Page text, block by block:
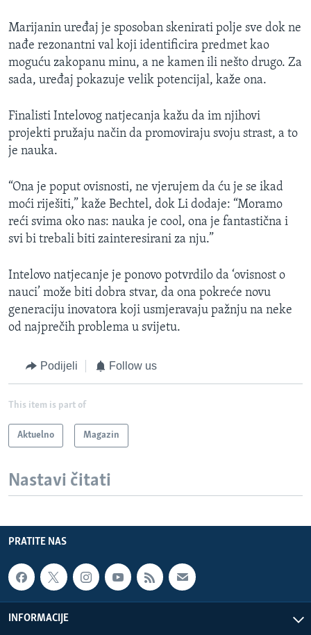
Marijanin uređaj je sposoban skenirati polje sve dok ne
nađe rezonantni val koji identificira predmet kao
moguću zakopanu minu, a ne kamen ili nešto drugo. Za
sada, uređaj pokazuje velik potencijal, kaže ona.
Finalisti Intelovog natjecanja kažu da im njihovi
projekti pružaju način da promoviraju svoju strast, a to
je nauka.
“Ona je poput ovisnosti, ne vjerujem da ću je se ikad
moći riješiti,” kaže Bechtel, dok Li dodaje: “Moramo
reći svima oko nas: nauka je cool, ona je fantastična i
svi bi trebali biti zainteresirani za nju.”
Intelovo natjecanje je ponovo potvrdilo da ‘ovisnost o
nauci’ može biti dobra stvar, da ona pokreće novu
generaciju inovatora koji usmjeravaju pažnju na neke
od najprečih problema u svijetu.
Podijeli Follow us
This item is part of
Aktuelno Magazin
Nastavi čitati
PRATITE NAS
INFORMACIJE